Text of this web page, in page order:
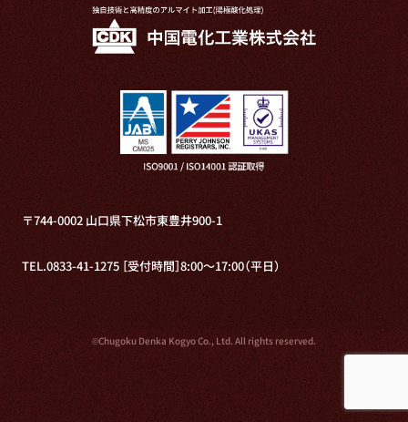
〒744-0002 山口県下松市東豊井900-1
TEL.0833-41-1275 ［受付時間］8:00～17:00（平日）
©Chugoku Denka Kogyo Co., Ltd. All rights reserved.